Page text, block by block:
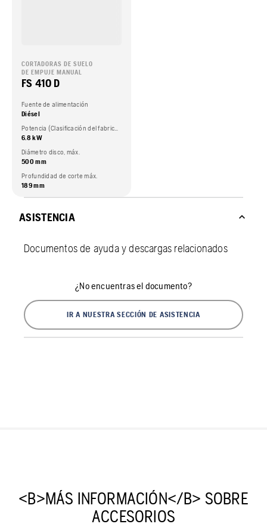
CORTADORAS DE SUELO
DE EMPUJE MANUAL
FS 410 D
Fuente de alimentación
Diésel
Potencia (Clasificación del fabricante del motor.)
6.8 kW
Diámetro disco, máx.
500 mm
Profundidad de corte máx.
189 mm
ASISTENCIA
Documentos de ayuda y descargas relacionados
¿No encuentras el documento?
IR A NUESTRA SECCIÓN DE ASISTENCIA
<B>MÁS INFORMACIÓN</B> SOBRE
ACCESORIOS